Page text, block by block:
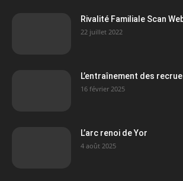
Rivalité Familiale Scan
22 juillet 2022
L’entraînement des
16 février 2025
L’arc renoi de Yor
4 août 2025